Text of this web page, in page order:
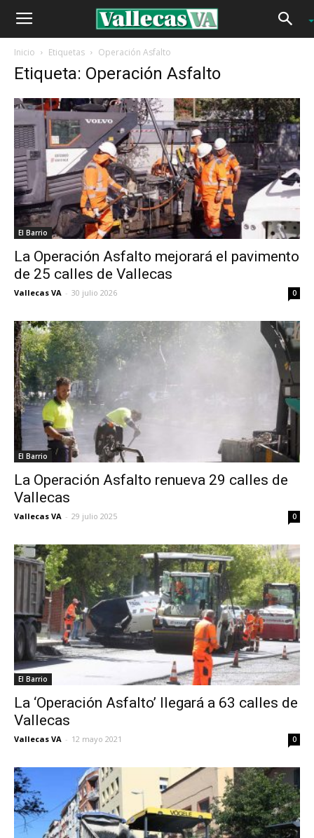
Inicio Etiquetas Operación Asfalto
Etiqueta: Operación Asfalto
El Barrio
La Operación Asfalto mejorará el pavimento
de 25 calles de Vallecas
Vallecas VA - 30 julio 2026 0
El Barrio
La Operación Asfalto renueva 29 calles de
Vallecas
Vallecas VA - 29 julio 2025 0
El Barrio
La ‘Operación Asfalto’ llegará a 63 calles de
Vallecas
Vallecas VA - 12 mayo 2021 0